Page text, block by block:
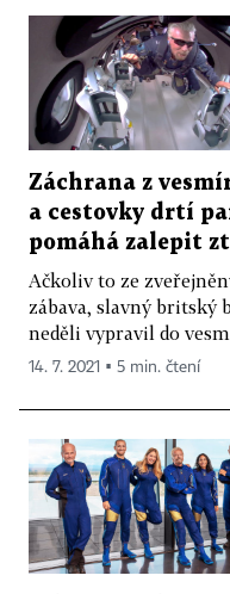
Záchrana z
a cestovky drtí
pomáhá zalepit
Ačkoliv to ze
zábava, slavný britský
neděli vypravil do
14. 7. 2021 ▪ 5 min. čtení